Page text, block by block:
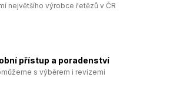
největšího výrobce řetězů v ČR
přístup a poradenství
s výběrem i revizemi